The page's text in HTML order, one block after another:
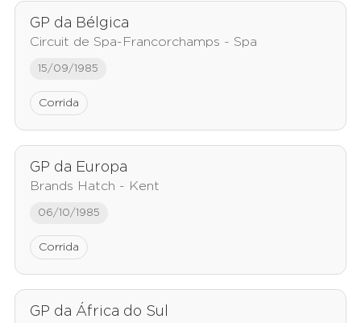
GP da Bélgica
Circuit de Spa-Francorchamps - Spa
15/09/1985
Corrida
GP da Europa
Brands Hatch - Kent
06/10/1985
Corrida
GP da África do Sul